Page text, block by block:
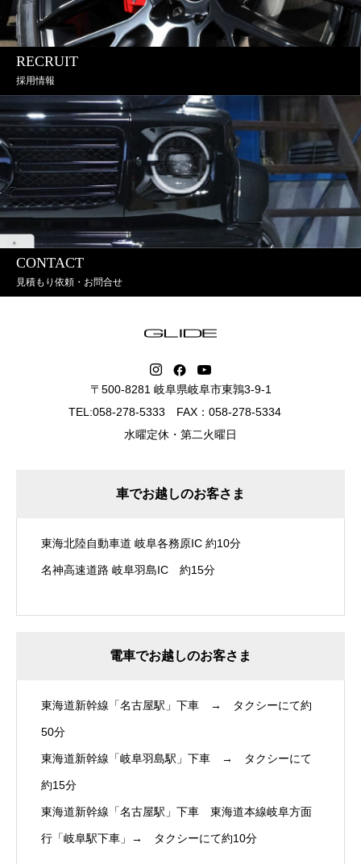
RECRUIT
採用情報
CONTACT
見積もり依頼・お問合せ
〒500-8281 岐阜県岐阜市東鶉3-9-1
TEL:058-278-5333 FAX：058-278-5334
水曜定休・第二火曜日
車でお越しのお客さま
東海北陸自動車道 岐阜各務原IC 約10分
名神高速道路 岐阜羽島IC 約15分
電車でお越しのお客さま
東海道新幹線「名古屋駅」下車 → タクシーにて約
50分
東海道新幹線「岐阜羽島駅」下車 → タクシーにて
約15分
東海道新幹線「名古屋駅」下車 東海道本線岐阜方面
行「岐阜駅下車」→ タクシーにて約10分